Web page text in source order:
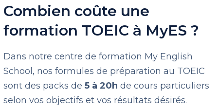
Combien coûte une
formation TOEIC à MyES ?
Dans notre centre de formation My English
School, nos formules de préparation au TOEIC
sont des packs de 5 à 20hde cours particuliers
selon vos objectifs et vos résultats désirés.